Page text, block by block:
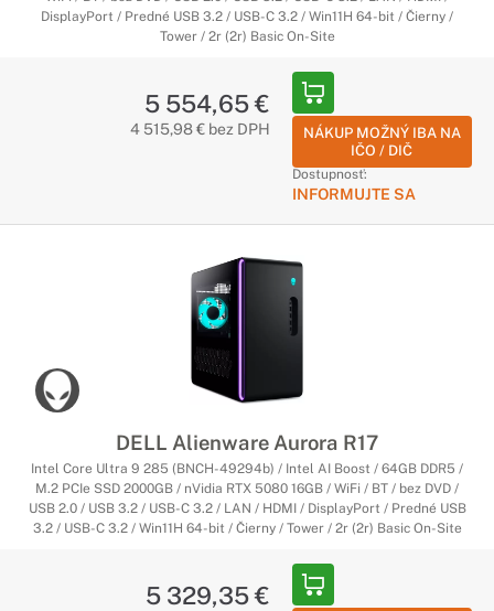
DisplayPort / Predné USB 3.2 / USB-C 3.2 / Win11H 64-bit / Čierny /
Tower / 2r (2r) Basic On-Site
5 554,65 €
4 515,98 € bez DPH
NÁKUP MOŽNÝ IBA NA
IČO / DIČ
Dostupnosť:
INFORMUJTE SA
DELL Alienware Aurora R17
Intel Core Ultra 9 285 (BNCH-49294b) / Intel AI Boost / 64GB DDR5 /
M.2 PCIe SSD 2000GB / nVidia RTX 5080 16GB / WiFi / BT / bez DVD /
USB 2.0 / USB 3.2 / USB-C 3.2 / LAN / HDMI / DisplayPort / Predné USB
3.2 / USB-C 3.2 / Win11H 64-bit / Čierny / Tower / 2r (2r) Basic On-Site
5 329,35 €